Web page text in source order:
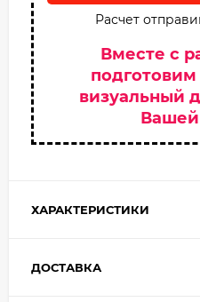
Расчет
Вместе с
визуальный
Вашей
ХАРАКТЕРИСТИКИ
ДОСТАВКА